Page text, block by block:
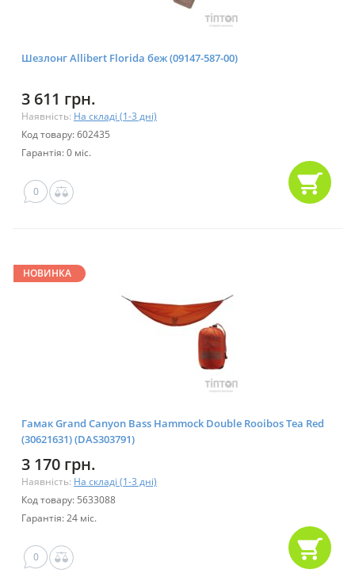
Шезлонг Allibert Florida беж (09147-587-00)
3 611 грн.
Наявність: На складі (1-3 дні)
Код товару: 602435
Гарантія: 0 міс.
0
НОВИНКА
Гамак Grand Canyon Bass Hammock Double Rooibos Tea Red
(30621631) (DAS303791)
3 170 грн.
Наявність: На складі (1-3 дні)
Код товару: 5633088
Гарантія: 24 міс.
0